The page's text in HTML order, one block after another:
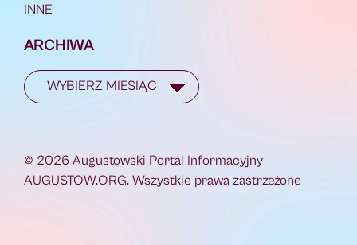
INNE
ARCHIWA
© 2026 Augustowski Portal Informacyjny
AUGUSTOW.ORG. Wszystkie prawa zastrzeżone